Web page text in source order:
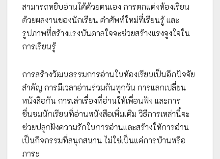
สามารถหยิบอ่านได้ด้วยตนเอง การตกแต่งห้องเรียน
ด้วยผลงานของนักเรียน คำศัพท์ใหม่ที่เรียนรู้ และ
รูปภาพที่สร้างแรงบันดาลใจจะช่วยสร้างแรงจูงใจใน
การเรียนรู้
การสร้างวัฒนธรรมการอ่านในห้องเรียนเป็นอีกปัจจัย
สำคัญ การมีเวลาอ่านร่วมกันทุกวัน การแลกเปลี่ยน
หนังสือกัน การเล่าเรื่องที่อ่านให้เพื่อนฟัง และการ
ชื่นชมนักเรียนที่อ่านหนังสือเพิ่มเติม วิธีการเหล่านี้จะ
ช่วยปลูกฝังความรักในการอ่านและสร้างให้การอ่าน
เป็นกิจกรรมที่สนุกสนาน ไม่ใช่เป็นแค่การบ้านหรือ
ภาระ